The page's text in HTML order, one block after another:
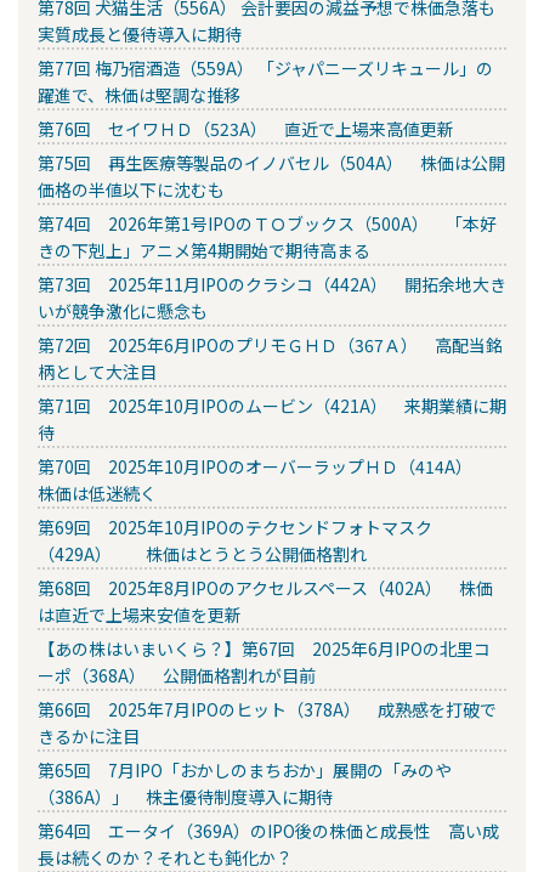
第78回 犬猫生活（556A） 会計要因の減益予想で株価急落も
実質成長と優待導入に期待
第77回 梅乃宿酒造（559A） 「ジャパニーズリキュール」の
躍進で、株価は堅調な推移
第76回 セイワＨＤ（523A） 直近で上場来高値更新
第75回 再生医療等製品のイノバセル（504A） 株価は公開
価格の半値以下に沈むも
第74回 2026年第1号IPOのＴＯブックス（500A） 「本好
きの下剋上」アニメ第4期開始で期待高まる
第73回 2025年11月IPOのクラシコ（442A） 開拓余地大き
いが競争激化に懸念も
第72回 2025年6月IPOのプリモＧＨＤ（367Ａ） 高配当銘
柄として大注目
第71回 2025年10月IPOのムービン（421A） 来期業績に期
待
第70回 2025年10月IPOのオーバーラップＨＤ（414A）
株価は低迷続く
第69回 2025年10月IPOのテクセンドフォトマスク
（429A） 株価はとうとう公開価格割れ
第68回 2025年8月IPOのアクセルスペース（402A） 株価
は直近で上場来安値を更新
【あの株はいまいくら？】第67回 2025年6月IPOの北里コ
ーポ（368A） 公開価格割れが目前
第66回 2025年7月IPOのヒット（378A） 成熟感を打破で
きるかに注目
第65回 7月IPO「おかしのまちおか」展開の「みのや
（386A）」 株主優待制度導入に期待
第64回 エータイ（369A）のIPO後の株価と成長性 高い成
長は続くのか？それとも鈍化か？